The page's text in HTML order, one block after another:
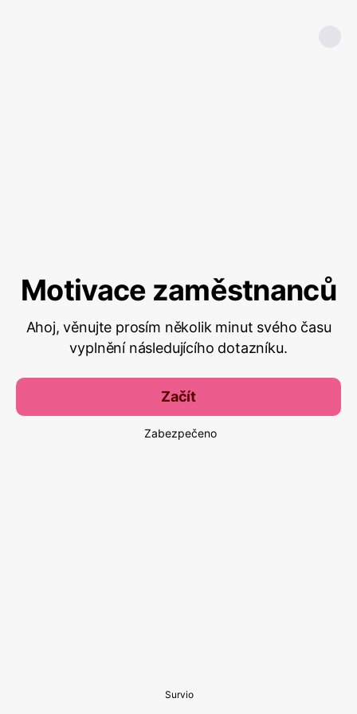
Motivace zaměstnanců
Ahoj, věnujte prosím několik minut svého času
vyplnění následujícího dotazníku.
Začít
Zabezpečeno
Survio